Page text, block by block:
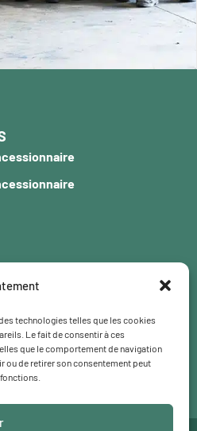
technologies telles que les cookies
Le fait de consentir à ces
que le comportement de navigation
ou de retirer son consentement peut